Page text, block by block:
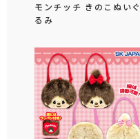
モンチッチ きのこぬいぐ
るみ